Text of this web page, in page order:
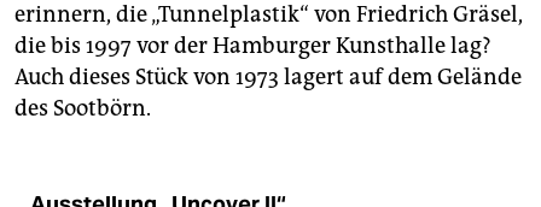
erinnern, die „Tunnelplastik“ von Friedrich Gräsel,
die bis 1997 vor der Hamburger Kunsthalle lag?
Auch dieses Stück von 1973 lagert auf dem Gelände
des Sootbörn.